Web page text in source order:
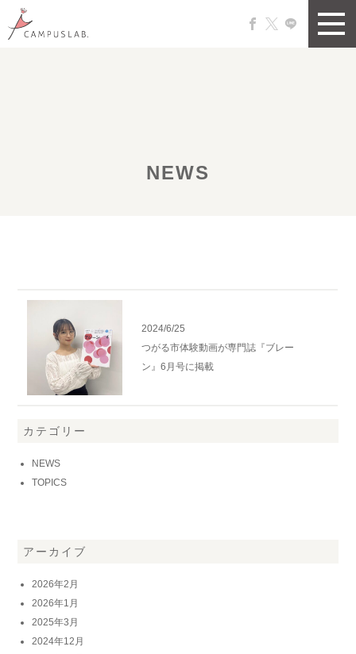
NEWS
2024/6/25
つがる市体験動画が専門誌『ブレー
ン』6月号に掲載
カテゴリー
NEWS
TOPICS
アーカイブ
2026年2月
2026年1月
2025年3月
2024年12月